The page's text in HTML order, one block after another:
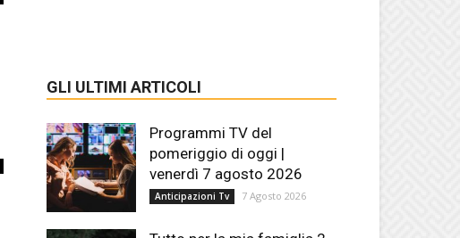
GLI ULTIMI ARTICOLI
Programmi TV del
pomeriggio di oggi |
venerdì 7 agosto 2026
Anticipazioni Tv 7 Agosto 2026